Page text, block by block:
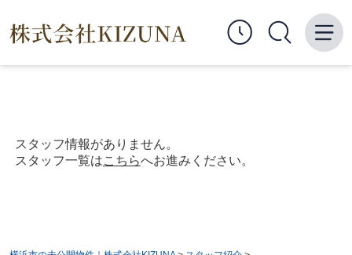
スタッフ情報がありません。
スタッフ一覧はこちらへお進みください。